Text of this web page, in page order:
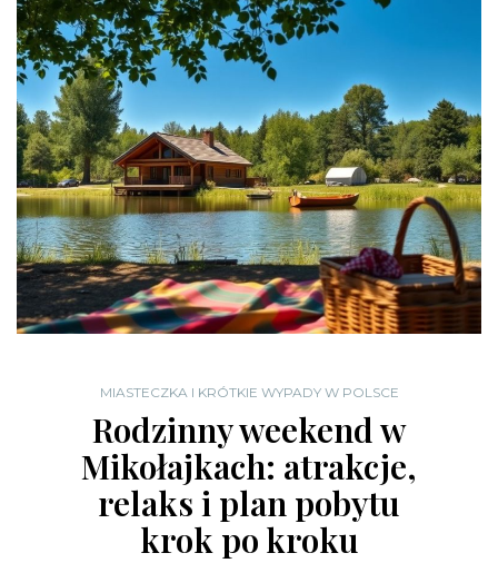
MIASTECZKA I KRÓTKIE WYPADY W POLSCE
Rodzinny weekend w
Mikołajkach: atrakcje,
relaks i plan pobytu
krok po kroku